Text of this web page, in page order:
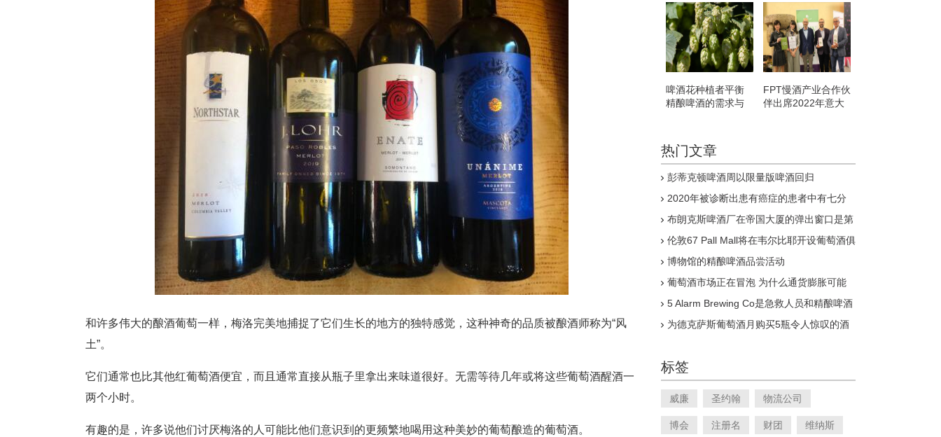
和许多伟大的酿酒葡萄一样，梅洛完美地捕捉了它们生长的地方的独特感觉，这种神奇的品质被酿酒师称为“风
土”。
它们通常也比其他红葡萄酒便宜，而且通常直接从瓶子里拿出来味道很好。无需等待几年或将这些葡萄酒醒酒一
两个小时。
有趣的是，许多说他们讨厌梅洛的人可能比他们意识到的更频繁地喝用这种美妙的葡萄酿造的葡萄酒。
啤酒花种植者平衡
精酿啤酒的需求与
FPT慢酒产业合作伙
伴出席2022年意大
热门文章
彭蒂克顿啤酒周以限量版啤酒回归
2020年被诊断出患有癌症的患者中有七分
布朗克斯啤酒厂在帝国大厦的弹出窗口是第
伦敦67 Pall Mall将在韦尔比耶开设葡萄酒俱
博物馆的精酿啤酒品尝活动
葡萄酒市场正在冒泡 为什么通货膨胀可能
5 Alarm Brewing Co是急救人员和精酿啤酒
为德克萨斯葡萄酒月购买5瓶令人惊叹的酒
标签
威廉 圣约翰 物流公司
博会 注册名 财团 维纳斯